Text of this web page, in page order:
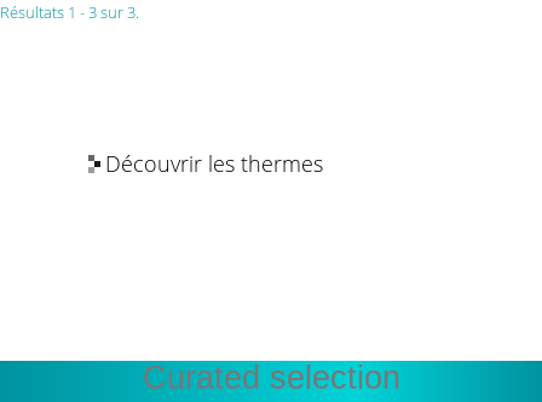
Résultats 1 - 3 sur 3.
Découvrir les thermes
Curated selection